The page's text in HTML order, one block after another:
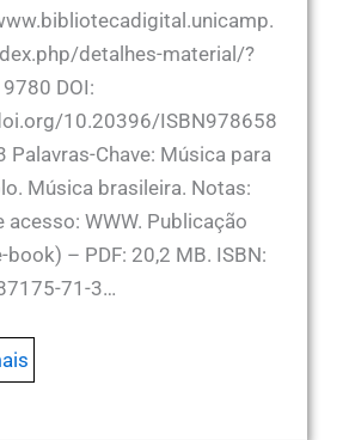
detalhes-material/?
DOI:
10.20396/ISBN978658
Palavras-Chave: Música para
Música brasileira. Notas:
acesso: WWW. Publicação
book) – PDF: 20,2 MB. ISBN:
71-3…